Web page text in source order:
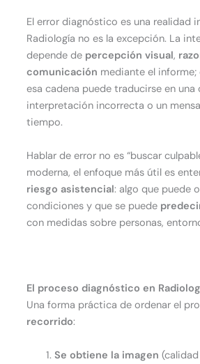
El error diagnóstico es una realidad
Radiología no es la excepción. La
depende de percepción visual,
comunicación mediante el
esa cadena puede traducirse en una
interpretación incorrecta o un
tiempo.
Hablar de error no es “buscar
moderna, el enfoque más útil es
riesgo asistencial: algo que puede
condiciones y que se puede
con medidas sobre personas,
El proceso diagnóstico en
Una forma práctica de ordenar el
recorrido:
Se obtiene la imagen